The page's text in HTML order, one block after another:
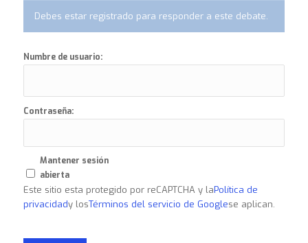
Debes estar registrado para responder a este debate.
Numbre de usuario:
Contraseña:
Mantener sesión
abierta
Este sitio esta protegido por reCAPTCHA y laPolítica de
privacidady losTérminos del servicio de Googlese aplican.